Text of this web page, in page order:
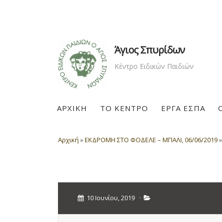
Άγιος Σπυρίδων
Κέντρο Ειδικών Παιδιών
ΑΡΧΙΚΗ ΤΟ ΚΕΝΤΡΟ ΕΡΓΑ ΕΣΠΑ
Αρχική »ΕΚΔΡΟΜΗ ΣΤΟ ΦΟΔΕΛΕ – ΜΠΑΛΙ, 06/06/2019
10 Ιουνίου, 2019 ·